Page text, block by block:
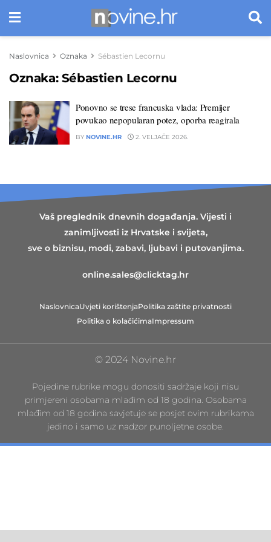
Naslovnica Oznaka Sébastien Lecornu
Oznaka: Sébastien Lecornu
Ponovno se trese francuska vlada: Premijer
povukao nepopularan potez, oporba reagirala
BY NOVINE.HR 2. VELJAČE 2026.
Vaš preglednik dnevnih događanja. Vijesti i
zanimljivosti iz Hrvatske i svijeta,
sve o biznisu, modi, zabavi, ljubavi i putovanjima.
online.sales@clicktag.hr
NaslovnicaUvjeti korištenjaPolitika zaštite privatnosti
Politika o kolačićimaImpressum
© 2024 Novine.hr
Pojedine rubrike mogu donositi sadržaje koji nisu
primjereni osobama mlađim od 18 godina. Osobama
mlađim od 18 godina savjetuje se posjet ovim rubrikama
jedino i samo uz nadzor punoljetne osobe.